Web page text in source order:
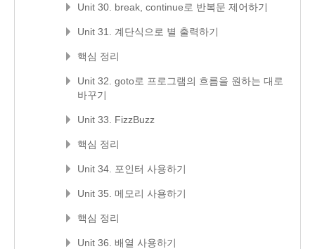
Unit 30. break, continue로 반복문 제어하기
Unit 31. 계단식으로 별 출력하기
핵심 정리
Unit 32. goto로 프로그램의 흐름을 원하는 대로
바꾸기
Unit 33. FizzBuzz
핵심 정리
Unit 34. 포인터 사용하기
Unit 35. 메모리 사용하기
핵심 정리
Unit 36. 배열 사용하기